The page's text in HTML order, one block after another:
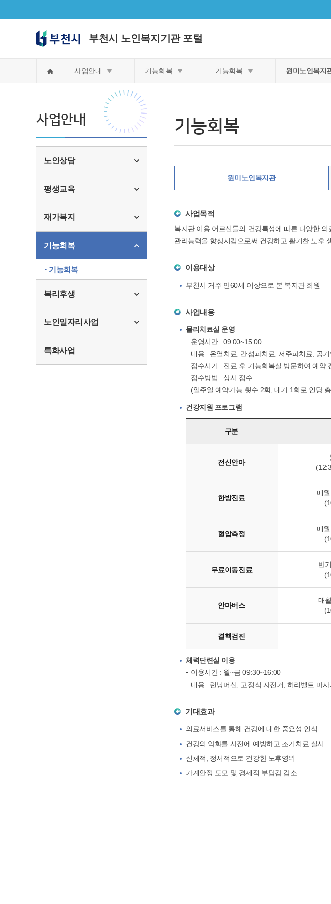
부천시 노인복지기관 포털
사업안내 기능회복 기능회복 원미노인복지
사업안내
노인상담
평생교육
재가복지
기능회복
기능회복
복리후생
노인일자리사업
특화사업
기능회복
원미노인복지관
사업목적
복지관 이용 어르신들의 건강특성에 따른 다양한
관리능력을 향상시킴으로써 건강하고 활기찬 노후
이용대상
부천시 거주 만60세 이상으로 본 복지관 회원
사업내용
물리치료실 운영
운영시간 : 09:00~15:00
내용 : 온열치료, 간섭파치료, 저주파치료, 공
접수시기 : 진료 후 기능회복실 방문하여 예약
접수방법 : 상시 접수
(일주일 예약가능 횟수 2회, 대기 1회로 인당
건강지원 프로그램
구분
전신안마
한방진료
매
혈압측정
매
무료이동진료
반
안마버스
매
결핵검진
체력단련실 이용
이용시간 : 월~금 09:30~16:00
내용 : 런닝머신, 고정식 자전거, 허리벨트 마
기대효과
의료서비스를 통해 건강에 대한 중요성 인식
건강의 악화를 사전에 예방하고 조기치료 실시
신체적, 정서적으로 건강한 노후영위
가계안정 도모 및 경제적 부담감 감소